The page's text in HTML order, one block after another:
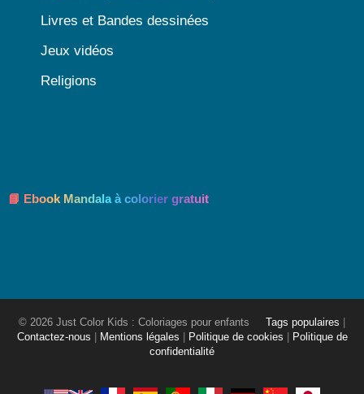
Livres et Bandes dessinées
Jeux vidéos
Religions
📘 Ebook Mandala à colorier gratuit
© 2026 Just Color Kids : Coloriages pour enfants Tags populaires
Contactez-nous
Mentions légales Politique de cookies
Politique de
confidentialité